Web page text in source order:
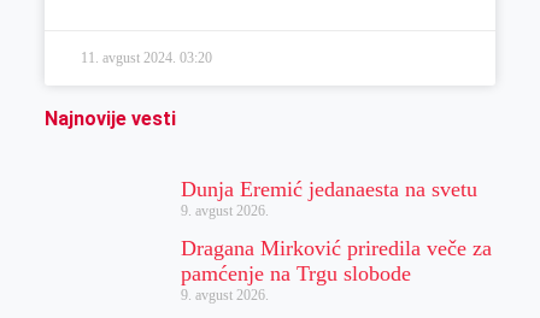
11. avgust 2024. 03:20
Najnovije vesti
Dunja Eremić jedanaesta na svetu
9. avgust 2026.
Dragana Mirković priredila veče za
pamćenje na Trgu slobode
9. avgust 2026.